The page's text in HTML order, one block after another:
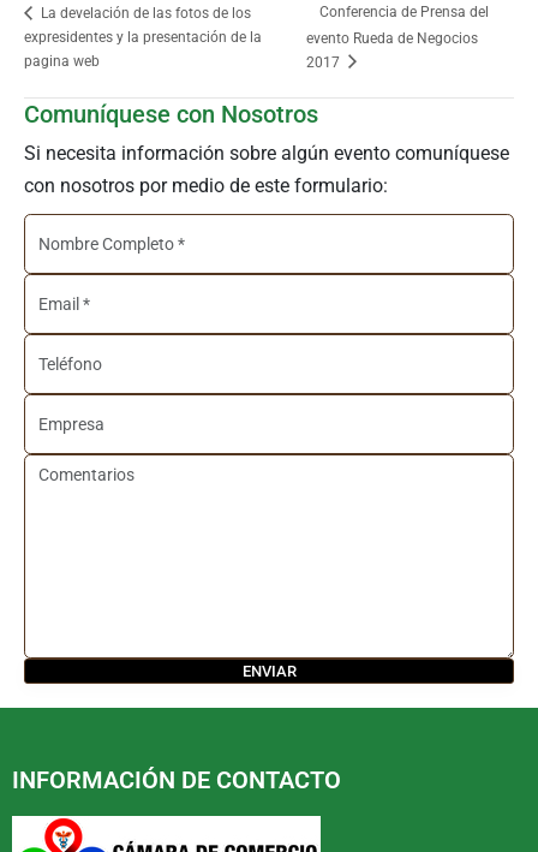
La develación de las fotos de los
expresidentes y la presentación de la
pagina web
Conferencia de Prensa del
evento Rueda de Negocios
2017
Comuníquese con Nosotros
Si necesita información sobre algún evento comuníquese
con nosotros por medio de este formulario:
INFORMACIÓN DE CONTACTO